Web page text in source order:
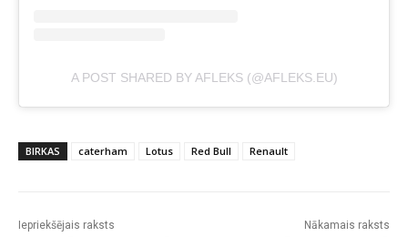
A POST SHARED BY AFLEKS (@AFLEKS.EU)
BIRKAS caterham Lotus Red Bull Renault
Iepriekšējais raksts Nākamais raksts